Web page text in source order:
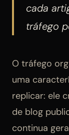
cada
tráfego
O tráfego
uma
replicar: ele
de blog
continua